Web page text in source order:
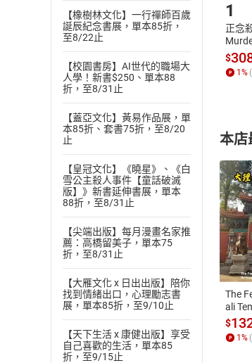
【橡樹林文化】一行禪師百歲
誕辰紀念書展，單本85折，
至8/22止
【校園書房】AI世代的職場大
人學！新書$250、單本88
折，至8/31止
【蓋亞文化】黃易作品展，單
本85折、套書75折，至8/20
止
【皇冠文化】《曉星》、《白
雪公主殺人事件【童話破滅
版】》新書延伸書展，單本
88折，至8/31止
【尖端出版】每月漫畫名家推
薦：高橋留美子，單本75
折，至8/31止
【大雁文化 x 日出出版】陪你
找到情緒出口，心理勵志書
展，單本85折，至9/10止
【天下生活 x 康健出版】享受
自己喜歡的生活，單本85
折，至9/15止
1
正念
發】
$
1%
本店
The
ali
書】
$
1 %